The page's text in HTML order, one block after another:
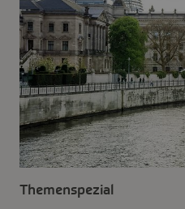
Themenspezial